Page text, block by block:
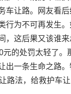
车让路。网友看
行为不可再发生
，这后果又该谁
元的处罚太轻了。
出一条生命之路
路法，给救护车